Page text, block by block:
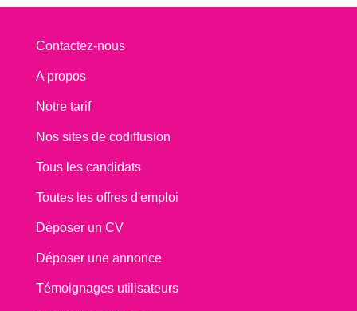
Contactez-nous
A propos
Notre tarif
Nos sites de codiffusion
Tous les candidats
Toutes les offres d'emploi
Déposer un CV
Déposer une annonce
Témoignages utilisateurs